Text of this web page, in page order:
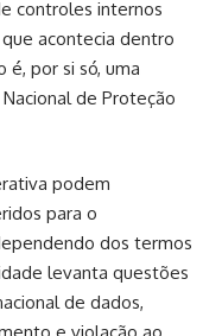
controles internos
acontecia dentro
é, por si só, uma
de Proteção
podem
para o
dos termos
levanta questões
de dados,